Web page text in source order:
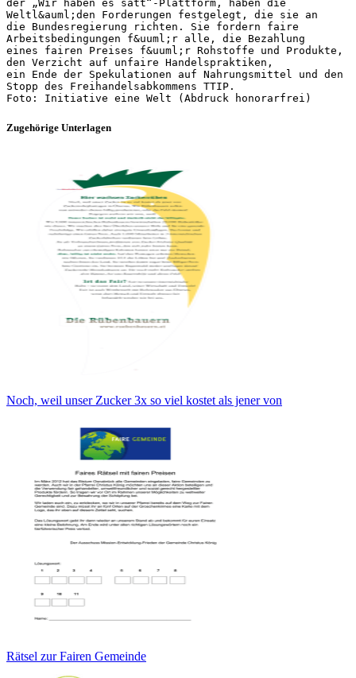
der „Wir haben es satt“-Plattform, haben die
Weltl&auml;den Forderungen festgelegt, die sie an
die Bundesregierung richten. Sie fordern faire
Arbeitsbedingungen f&uuml;r alle, die Bezahlung
eines fairen Preises f&uuml;r Rohstoffe und Produkte,
den Verzicht auf unfaire Handelspraktiken,
ein Ende der Spekulationen auf Nahrungsmittel und den
Stopp des Freihandelsabkommens TTIP.
Zugehörige Unterlagen
Noch, weil unser Zucker 3x so viel kostet als jener von
Rätsel zur Fairen Gemeinde